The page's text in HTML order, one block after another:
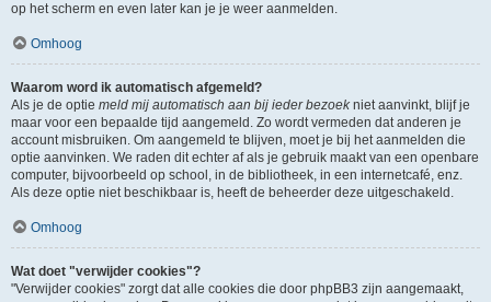
op het scherm en even later kan je je weer aanmelden.
Omhoog
Waarom word ik automatisch afgemeld?
Als je de optie meld mij automatisch aan bij ieder bezoekniet aanvinkt, blijf je
maar voor een bepaalde tijd aangemeld. Zo wordt vermeden dat anderen je
account misbruiken. Om aangemeld te blijven, moet je bij het aanmelden die
optie aanvinken. We raden dit echter af als je gebruik maakt van een openbare
computer, bijvoorbeeld op school, in de bibliotheek, in een internetcafé, enz.
Als deze optie niet beschikbaar is, heeft de beheerder deze uitgeschakeld.
Omhoog
Wat doet "verwijder cookies"?
"Verwijder cookies" zorgt dat alle cookies die door phpBB3 zijn aangemaakt,